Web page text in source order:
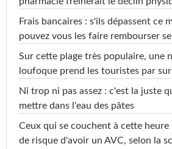
Frais bancaires : s'ils dépassent ce
pouvez vous les faire rembourser
Sur cette plage très populaire, une
loufoque prend les touristes par
Ni trop ni pas assez : c'est la juste
mettre dans l'eau des pâtes
Ceux qui se couchent à cette
de risque d'avoir un AVC, selon la